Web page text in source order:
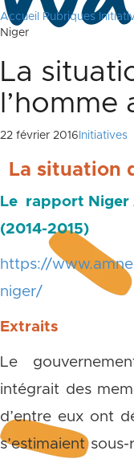
Accueil Rubriques
Niger
La
l’homme
22 février 2016 Initiatives
La situation
Le rapport Niger
(2014-2015)
https://
niger/
Extraits
Le
intégrait des
d’entre eux ont
s’estimaient